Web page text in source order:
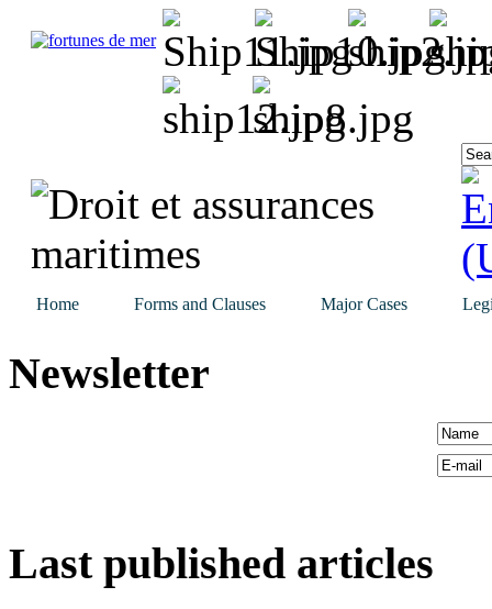
Home Forms and Clauses Major Cases
Newsletter
Last published articles